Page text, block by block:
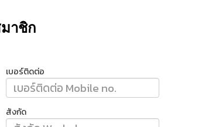
าชิก
เบอร์ติดต่อ
สังกัด